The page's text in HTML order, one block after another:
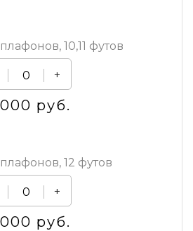
10,11 футов
+
руб.
12 футов
+
руб.